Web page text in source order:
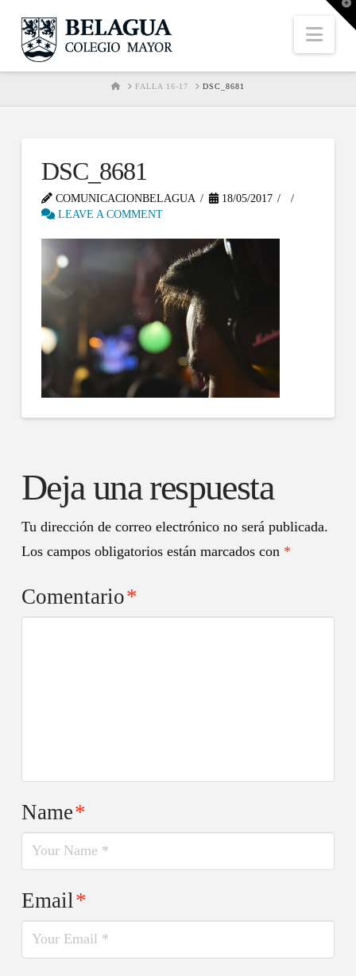
HOMEFALLA 16-17 DSC_8681
DSC_8681
COMUNICACIONBELAGUA
18/05/2017
LEAVE A COMMENT
Deja una respuesta
Tu dirección de correo electrónico no será publicada.
Los campos obligatorios están marcados con *
Comentario*
Name*
Email*